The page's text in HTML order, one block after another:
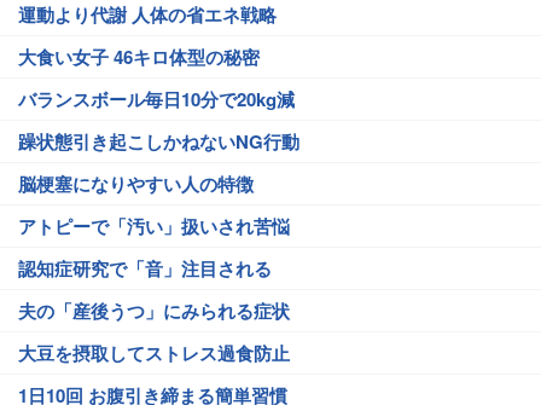
運動より代謝 人体の省エネ戦略
大食い女子 46キロ体型の秘密
バランスボール毎日10分で20kg減
躁状態引き起こしかねないNG行動
脳梗塞になりやすい人の特徴
アトピーで「汚い」扱いされ苦悩
認知症研究で「音」注目される
夫の「産後うつ」にみられる症状
大豆を摂取してストレス過食防止
1日10回 お腹引き締まる簡単習慣